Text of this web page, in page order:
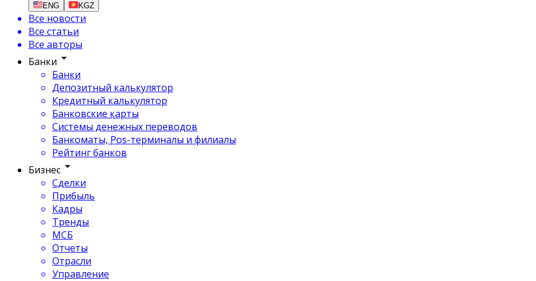
ENG KGZ
Все новости
Все статьи
Все авторы
Банки
Банки
Депозитный калькулятор
Кредитный калькулятор
Банковские карты
Системы денежных переводов
Банкоматы, Pos-терминалы и филиалы
Рейтинг банков
Бизнес
Сделки
Прибыль
Кадры
Тренды
МСБ
Отчеты
Отрасли
Управление